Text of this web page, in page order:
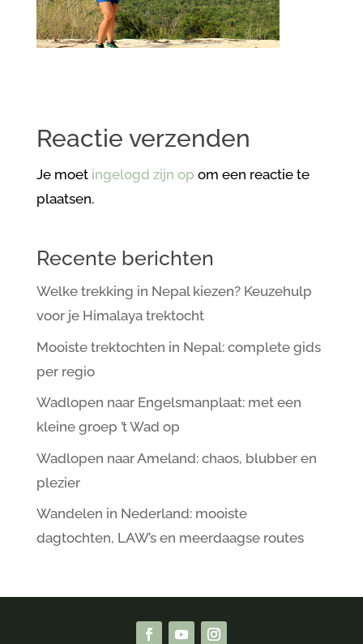
Reactie verzenden
Je moet ingelogd zijn op om een reactie te
plaatsen.
Recente berichten
Welke trekking in Nepal kiezen? Keuzehulp
voor je Himalaya trektocht
Mooiste trektochten in Nepal: complete gids
per regio
Wadlopen naar Engelsmanplaat: met een
kleine groep ’t Wad op
Wadlopen naar Ameland: chaos, blubber en
plezier
Wandelen in Nederland: mooiste
dagtochten, LAW’s en meerdaagse routes